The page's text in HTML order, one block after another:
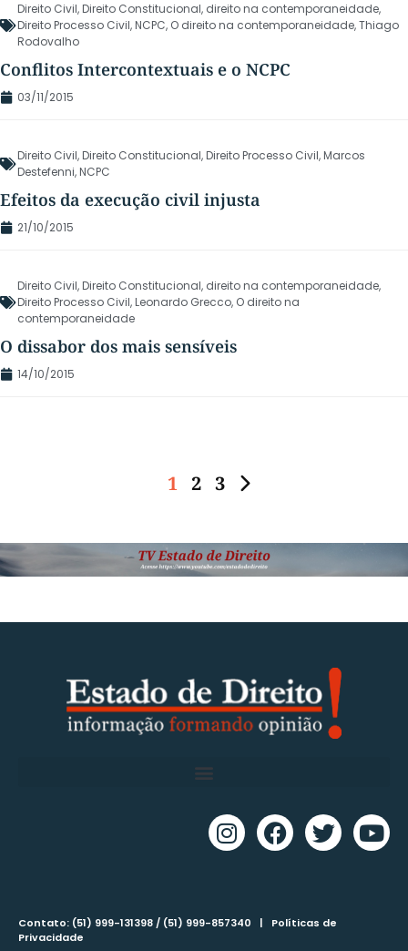
Direito Civil,Direito Constitucional, direito na contemporaneidade,
Direito Processo Civil,NCPC, O direito na contemporaneidade,Thiago
Rodovalho
Conflitos Intercontextuais e o NCPC
03/11/2015
Direito Civil,Direito Constitucional,Direito Processo Civil,Marcos
Destefenni,NCPC
Efeitos da execução civil injusta
21/10/2015
Direito Civil,Direito Constitucional, direito na contemporaneidade,
Direito Processo Civil,Leonardo Grecco, O direito na
contemporaneidade
O dissabor dos mais sensíveis
14/10/2015
1 2 3
Contato: (51) 999-131398 / (51) 999-857340 | Políticas de
Privacidade